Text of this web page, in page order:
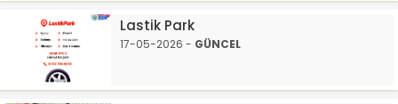
Lastik Park
17-05-2026 - GÜNCEL